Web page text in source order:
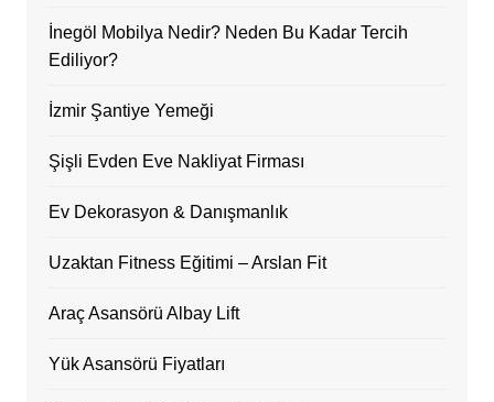
İnegöl Mobilya Nedir? Neden Bu Kadar Tercih
Ediliyor?
İzmir Şantiye Yemeği
Şişli Evden Eve Nakliyat Firması
Ev Dekorasyon & Danışmanlık
Uzaktan Fitness Eğitimi – Arslan Fit
Araç Asansörü Albay Lift
Yük Asansörü Fiyatları